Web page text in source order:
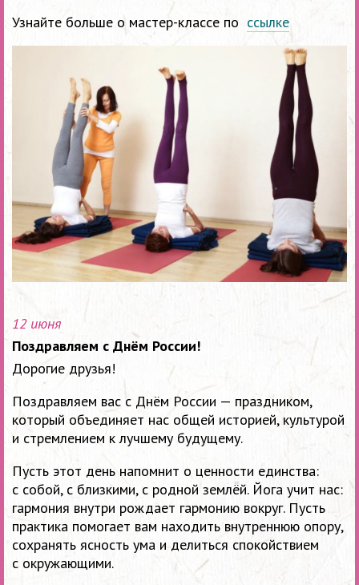
Узнайте больше о мастер-классе по ссылке
12 июня
Поздравляем с Днём России!
Дорогие друзья!
Поздравляем вас с Днём России — праздником,
который объединяет нас общей историей, культурой
и стремлением к лучшему будущему.
Пусть этот день напомнит о ценности единства:
с собой, с близкими, с родной землёй. Йога учит нас:
гармония внутри рождает гармонию вокруг. Пусть
практика помогает вам находить внутреннюю опору,
сохранять ясность ума и делиться спокойствием
с окружающими.